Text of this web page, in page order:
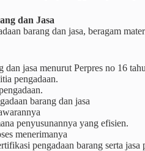
dan Jasa
barang dan jasa, beragam
dan jasa menurut Perpres no 16
pengadaan.
barang dan jasa
penyusunannya yang efisien.
menerimanya
pengadaan barang serta jasa